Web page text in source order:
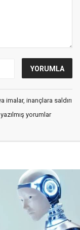
imalar, inançlara saldırı
yorumlar